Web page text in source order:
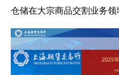
仓储在大宗商品交割业务领